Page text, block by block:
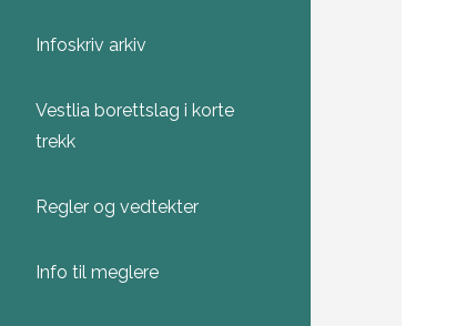
Infoskriv arkiv
Vestlia borettslag i korte
trekk
Regler og vedtekter
Info til meglere